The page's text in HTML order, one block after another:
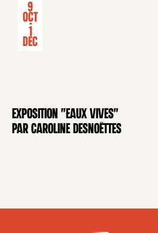
EXPOSITION
9
Oct
-
1
Déc
Exposition "Eaux Vives"
par Caroline Desnoëttes